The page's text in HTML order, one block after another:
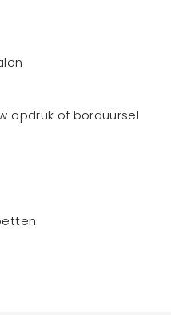
opdruk of borduursel